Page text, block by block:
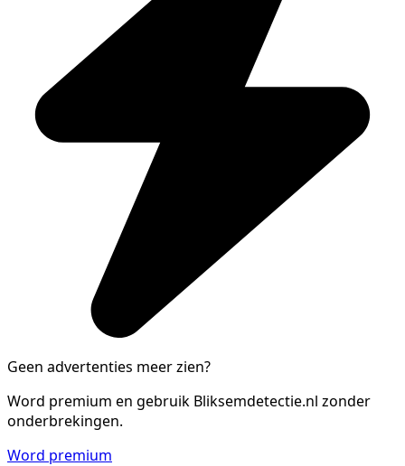
Geen advertenties meer zien?
Word premium en gebruik Bliksemdetectie.nl zonder
onderbrekingen.
Word premium